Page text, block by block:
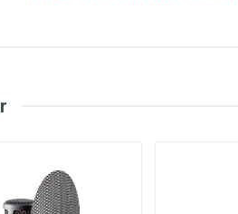
bij close-talk zang
frequentieweergave van de SM7B
ze komen altijd op hun